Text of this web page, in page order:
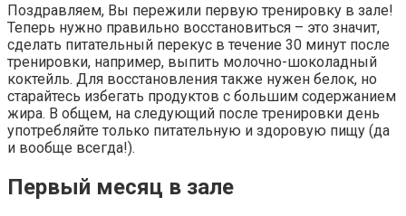
Поздравляем, Вы пережили первую тренировку в зале!
Теперь нужно правильно восстановиться – это значит,
сделать питательный перекус в течение 30 минут после
тренировки, например, выпить молочно-шоколадный
коктейль. Для восстановления также нужен белок, но
старайтесь избегать продуктов с большим содержанием
жира. В общем, на следующий после тренировки день
употребляйте только питательную и здоровую пищу (да
и вообще всегда!).
Первый месяц в зале